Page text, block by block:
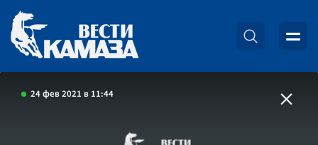
24 фев 2021 в 11:44